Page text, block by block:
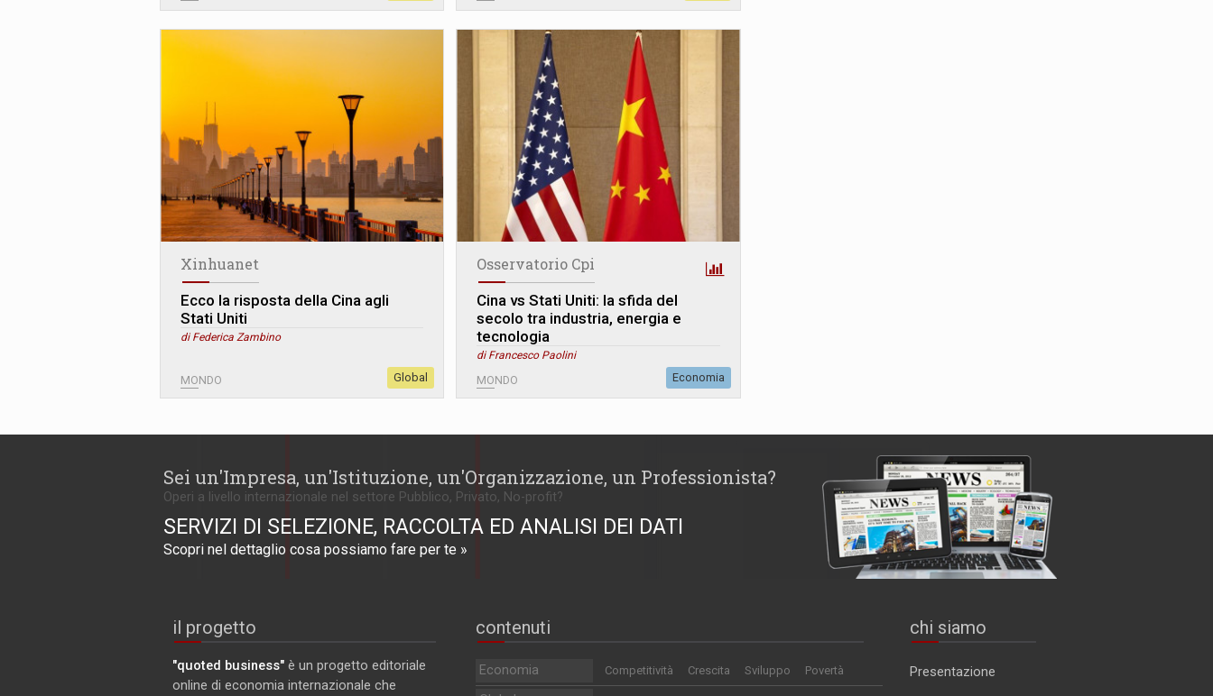
Xinhuanet
Ecco la risposta della Cina agli
Stati Uniti
di Federica Zambino
MONDO Global
Osservatorio Cpi
Cina vs Stati Uniti: la sfida del
secolo tra industria, energia e
tecnologia
di Francesco Paolini
MONDO Economia
Sei un'Impresa, un'Istituzione, un'Organizzazione, un Professionista?
Operi a livello internazionale nel settore Pubblico, Privato, No-profit?
SERVIZI DI SELEZIONE, RACCOLTA ED ANALISI DEI DATI
Scopri nel dettaglio cosa possiamo fare per te »
il progetto
"quoted business" è un progetto editoriale
online di economia internazionale che
contenuti
Economia Competitività Crescita Sviluppo Povertà
chi siamo
Presentazione